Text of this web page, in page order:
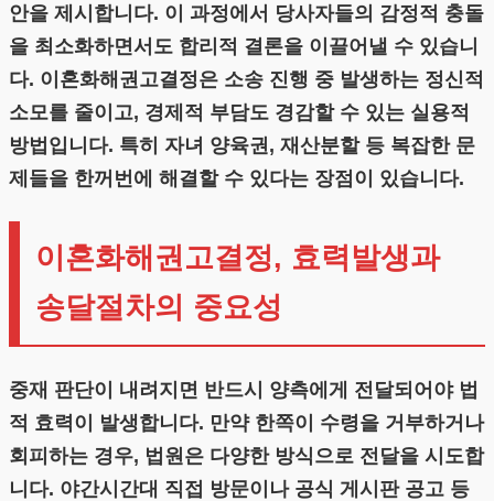
안을 제시합니다. 이 과정에서 당사자들의 감정적 충돌
을 최소화하면서도 합리적 결론을 이끌어낼 수 있습니
다. 이혼화해권고결정은 소송 진행 중 발생하는 정신적
소모를 줄이고, 경제적 부담도 경감할 수 있는 실용적
방법입니다. 특히 자녀 양육권, 재산분할 등 복잡한 문
제들을 한꺼번에 해결할 수 있다는 장점이 있습니다.
이혼화해권고결정, 효력발생과
송달절차의 중요성
중재 판단이 내려지면 반드시 양측에게 전달되어야 법
적 효력이 발생합니다. 만약 한쪽이 수령을 거부하거나
회피하는 경우, 법원은 다양한 방식으로 전달을 시도합
니다. 야간시간대 직접 방문이나 공식 게시판 공고 등